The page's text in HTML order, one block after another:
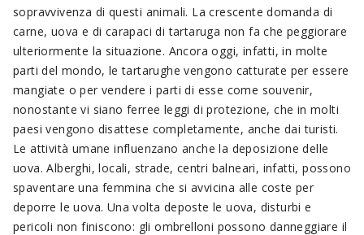
sopravvivenza di questi animali. La crescente domanda di
carne, uova e di carapaci di tartaruga non fa che peggiorare
ulteriormente la situazione. Ancora oggi, infatti, in molte
parti del mondo, le tartarughe vengono catturate per essere
mangiate o per vendere i parti di esse come souvenir,
nonostante vi siano ferree leggi di protezione, che in molti
paesi vengono disattese completamente, anche dai turisti.
Le attività umane influenzano anche la deposizione delle
uova. Alberghi, locali, strade, centri balneari, infatti, possono
spaventare una femmina che si avvicina alle coste per
deporre le uova. Una volta deposte le uova, disturbi e
pericoli non finiscono: gli ombrelloni possono danneggiare il